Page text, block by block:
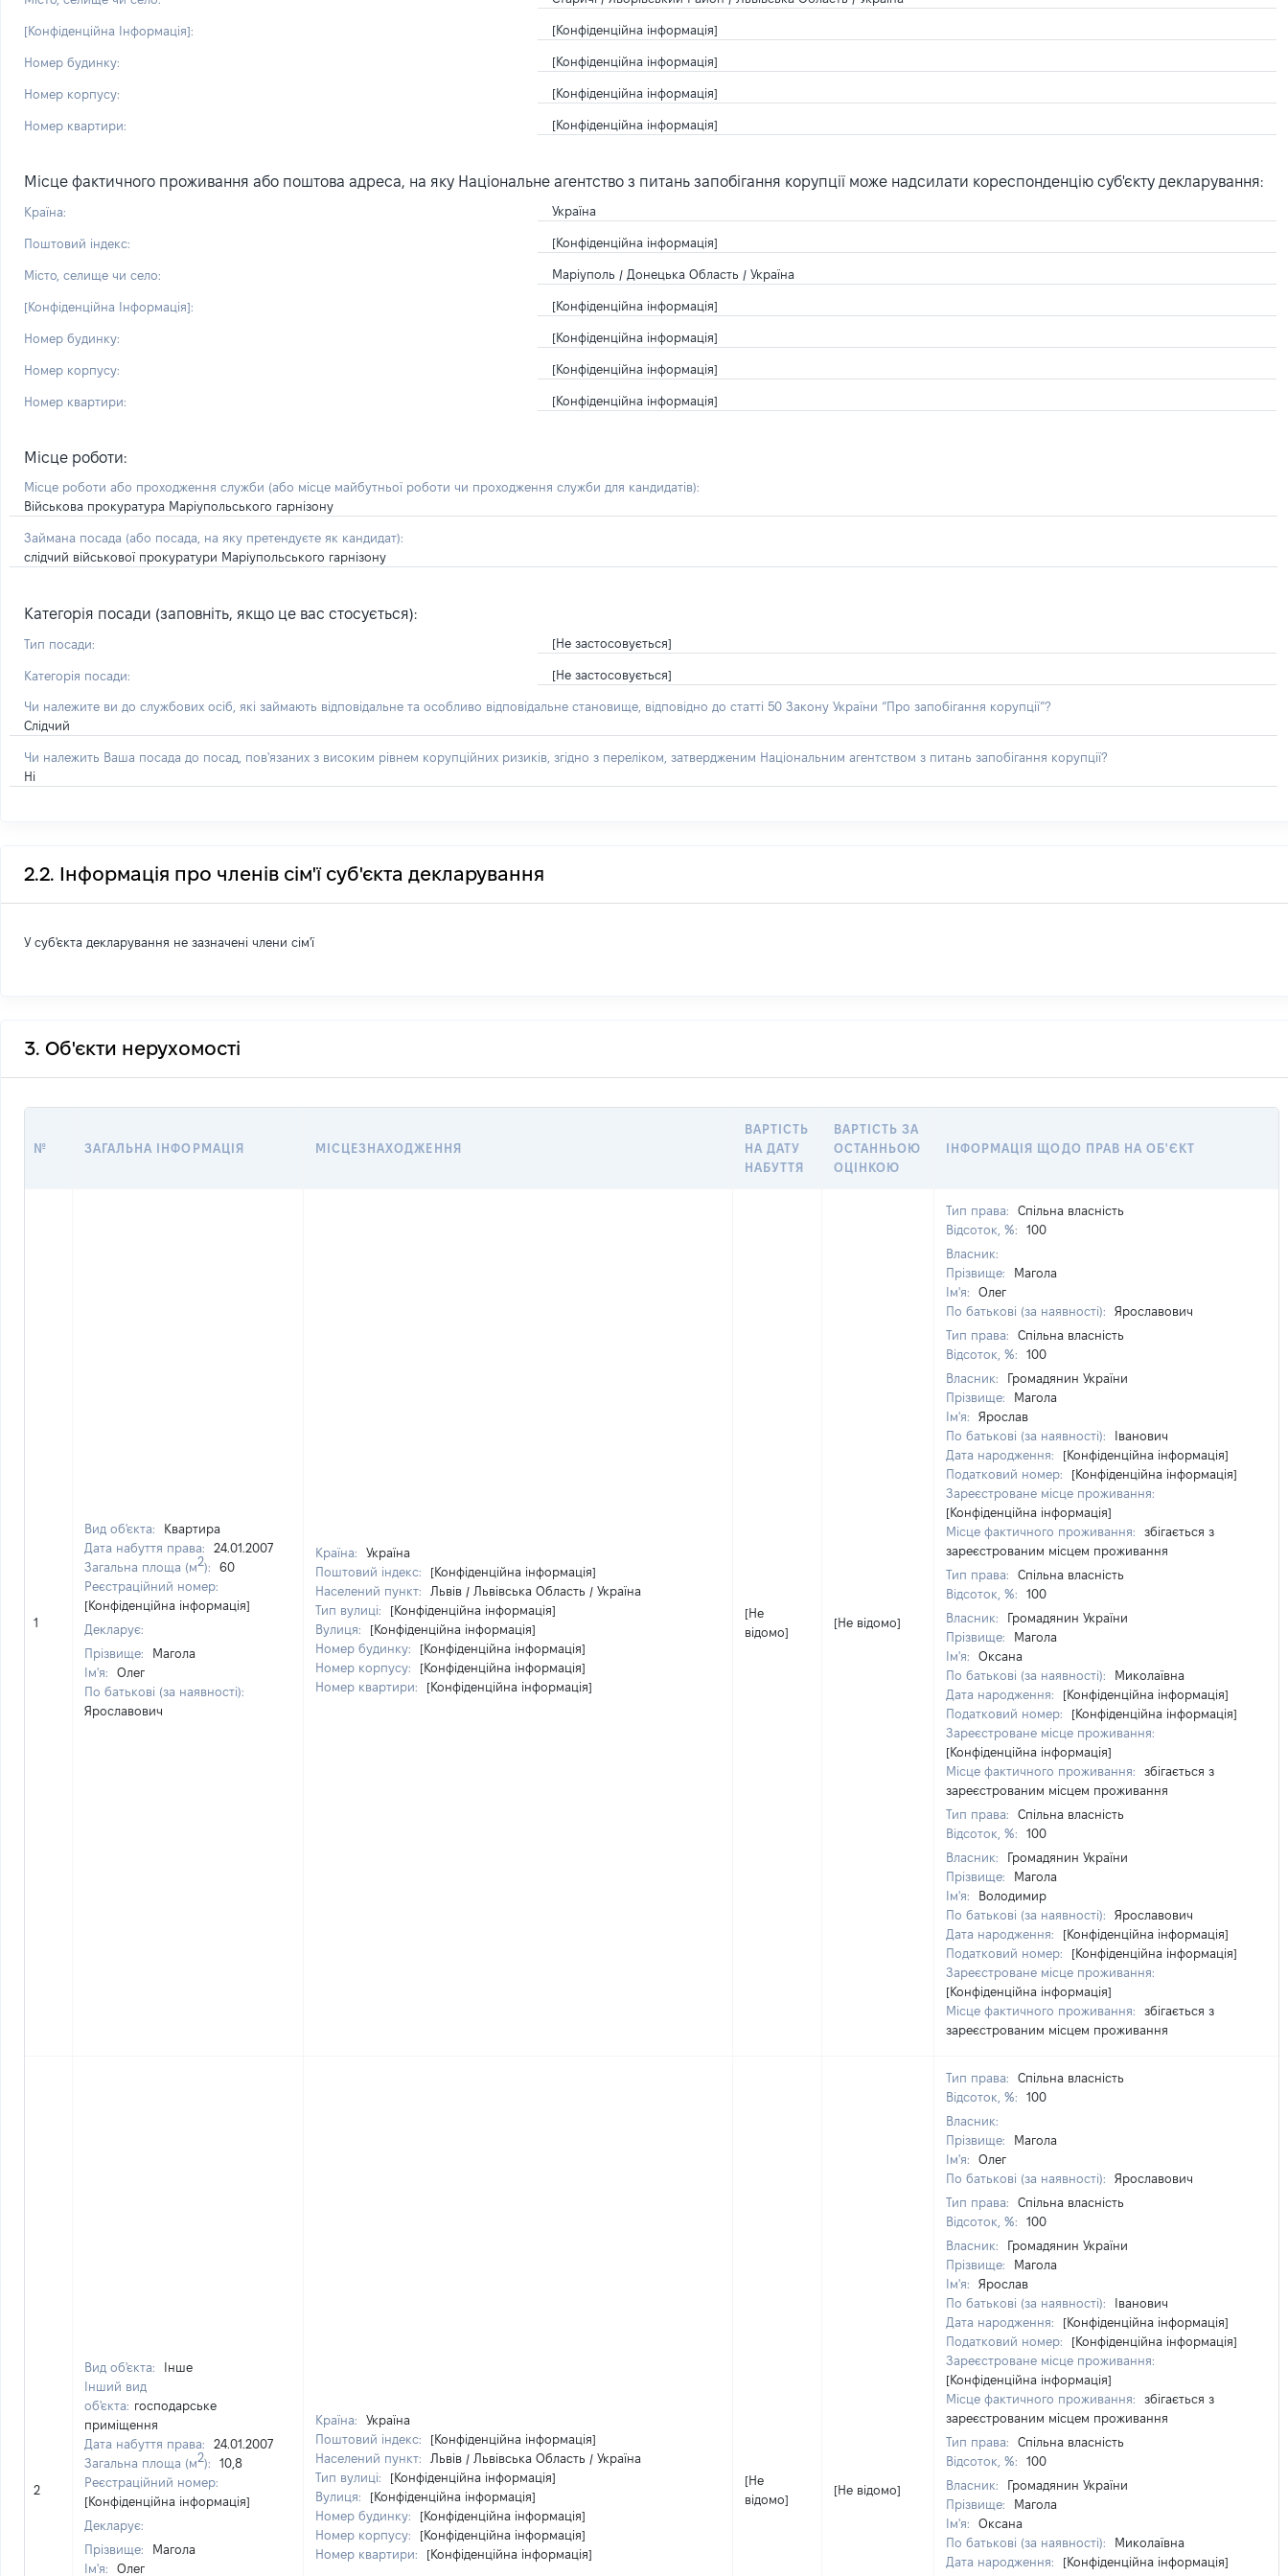
[Конфіденційна Інформація]: [Конфіденційна інформація]
Номер будинку: [Конфіденційна інформація]
Номер корпусу: [Конфіденційна інформація]
Номер квартири: [Конфіденційна інформація]
Місце фактичного проживання або поштова адреса, на яку Національне агентство з питань запобігання корупції може надсилати кореспонденцію суб'єкту декларування:
Країна: Україна
Поштовий індекс: [Конфіденційна інформація]
Місто, селище чи село: Маріуполь / Донецька Область / Україна
[Конфіденційна Інформація]: [Конфіденційна інформація]
Номер будинку: [Конфіденційна інформація]
Номер корпусу: [Конфіденційна інформація]
Номер квартири: [Конфіденційна інформація]
Місце роботи:
Місце роботи або проходження служби (або місце майбутньої роботи чи проходження служби для кандидатів):
Військова прокуратура Маріупольського гарнізону
Займана посада (або посада, на яку претендуєте як кандидат):
слідчий військової прокуратури Маріупольського гарнізону
Категорія посади (заповніть, якщо це вас стосується):
Тип посади: [Не застосовується]
Категорія посади: [Не застосовується]
Чи належите ви до службових осіб, які займають відповідальне та особливо відповідальне становище, відповідно до статті 50 Закону України “Про запобігання корупції”?
Слідчий
Чи належить Ваша посада до посад, пов'язаних з високим рівнем корупційних ризиків, згідно з переліком, затвердженим Національним агентством з питань запобігання корупції?
Ні
2.2. Інформація про членів сім'ї суб'єкта декларування
У суб'єкта декларування не зазначені члени сім'ї
3. Об'єкти нерухомості
№ ЗАГАЛЬНА ІНФОРМАЦІЯ МІСЦЕЗНАХОДЖЕННЯ
ВАРТІСТЬ
НА ДАТУ
НАБУТТЯ
ВАРТІСТЬ ЗА
ОСТАННЬОЮ
ОЦІНКОЮ
ІНФОРМАЦІЯ ЩОДО ПРАВ НА ОБ'ЄКТ
1
Вид об'єкта:
Квартира
Дата набуття права:
24.01.2007
Загальна площа (м2):
60
Реєстраційний номер:
[Конфіденційна інформація]
Декларує:
Прізвище:
Магола
Ім'я:
Олег
По батькові (за наявності):
Ярославович
Країна:
Україна
Поштовий індекс:
[Конфіденційна інформація]
Населений пункт:
Львів / Львівська Область / Україна
Тип вулиці:
[Конфіденційна інформація]
Вулиця:
[Конфіденційна інформація]
Номер будинку:
[Конфіденційна інформація]
Номер корпусу:
[Конфіденційна інформація]
Номер квартири:
[Конфіденційна інформація]
[Не
відомо]
[Не відомо]
Тип права:
Спільна власність
Відсоток, %:
100
Власник:
Прізвище:
Магола
Ім'я:
Олег
По батькові (за наявності):
Ярославович
Тип права:
Спільна власність
Відсоток, %:
100
Власник:
Громадянин України
Прізвище:
Магола
Ім'я:
Ярослав
По батькові (за наявності):
Іванович
Дата народження:
[Конфіденційна інформація]
Податковий номер:
[Конфіденційна інформація]
Зареєстроване місце проживання:
[Конфіденційна інформація]
Місце фактичного проживання:
збігається з
зареєстрованим місцем проживання
Тип права:
Спільна власність
Відсоток, %:
100
Власник:
Громадянин України
Прізвище:
Магола
Ім'я:
Оксана
По батькові (за наявності):
Миколаївна
Дата народження:
[Конфіденційна інформація]
Податковий номер:
[Конфіденційна інформація]
Зареєстроване місце проживання:
[Конфіденційна інформація]
Місце фактичного проживання:
збігається з
зареєстрованим місцем проживання
Тип права:
Спільна власність
Відсоток, %:
100
Власник:
Громадянин України
Прізвище:
Магола
Ім'я:
Володимир
По батькові (за наявності):
Ярославович
Дата народження:
[Конфіденційна інформація]
Податковий номер:
[Конфіденційна інформація]
Зареєстроване місце проживання:
[Конфіденційна інформація]
Місце фактичного проживання:
збігається з
зареєстрованим місцем проживання
2
Вид об'єкта:
Інше
Інший вид
об'єкта: господарське
приміщення
Дата набуття права:
24.01.2007
Загальна площа (м2):
10,8
Реєстраційний номер:
[Конфіденційна інформація]
Декларує:
Прізвище:
Магола
Ім'я:
Олег
Країна:
Україна
Поштовий індекс:
[Конфіденційна інформація]
Населений пункт:
Львів / Львівська Область / Україна
Тип вулиці:
[Конфіденційна інформація]
Вулиця:
[Конфіденційна інформація]
Номер будинку:
[Конфіденційна інформація]
Номер корпусу:
[Конфіденційна інформація]
Номер квартири:
[Конфіденційна інформація]
[Не
відомо]
[Не відомо]
Тип права:
Спільна власність
Відсоток, %:
100
Власник:
Прізвище:
Магола
Ім'я:
Олег
По батькові (за наявності):
Ярославович
Тип права:
Спільна власність
Відсоток, %:
100
Власник:
Громадянин України
Прізвище:
Магола
Ім'я:
Ярослав
По батькові (за наявності):
Іванович
Дата народження:
[Конфіденційна інформація]
Податковий номер:
[Конфіденційна інформація]
Зареєстроване місце проживання:
[Конфіденційна інформація]
Місце фактичного проживання:
збігається з
зареєстрованим місцем проживання
Тип права:
Спільна власність
Відсоток, %:
100
Власник:
Громадянин України
Прізвище:
Магола
Ім'я:
Оксана
По батькові (за наявності):
Миколаївна
Дата народження:
[Конфіденційна інформація]